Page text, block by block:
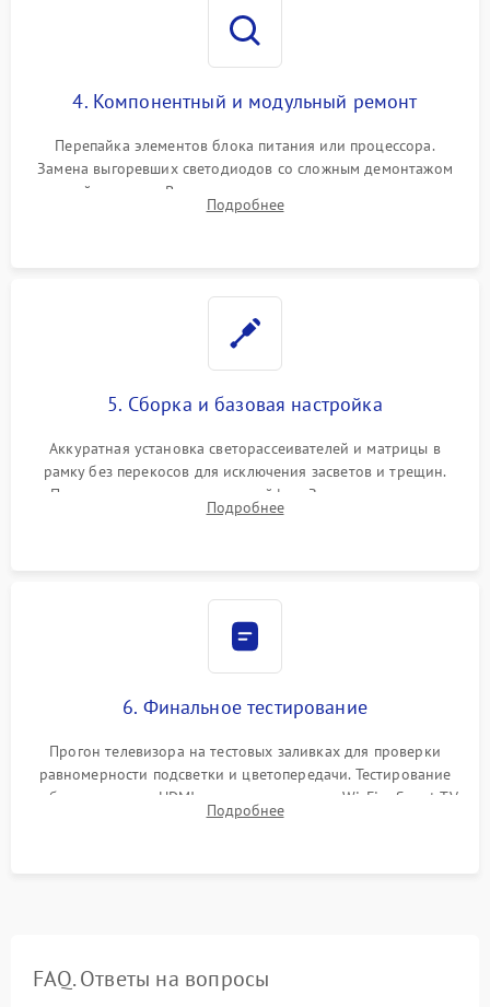
4. Компонентный и модульный ремонт
Перепайка элементов блока питания или процессора.
Замена выгоревших светодиодов со сложным демонтажом
хрупкой матрицы. Восстановление поврежденных дорожек,
прошивка микросхем памяти EEPROM
Подробнее
5. Сборка и базовая настройка
Аккуратная установка светорассеивателей и матрицы в
рамку без перекосов для исключения засветов и трещин.
Подключение внутренних шлейфов. Закрытие корпуса.
Сброс настроек и обновление программного обеспечения.
Подробнее
6. Финальное тестирование
Прогон телевизора на тестовых заливках для проверки
равномерности подсветки и цветопередачи. Тестирование
работы разъемов HDMI, динамиков, модуля Wi-Fi и Smart TV
в рабочем режиме в течение нескольких часов.
Подробнее
FAQ. Ответы на вопросы